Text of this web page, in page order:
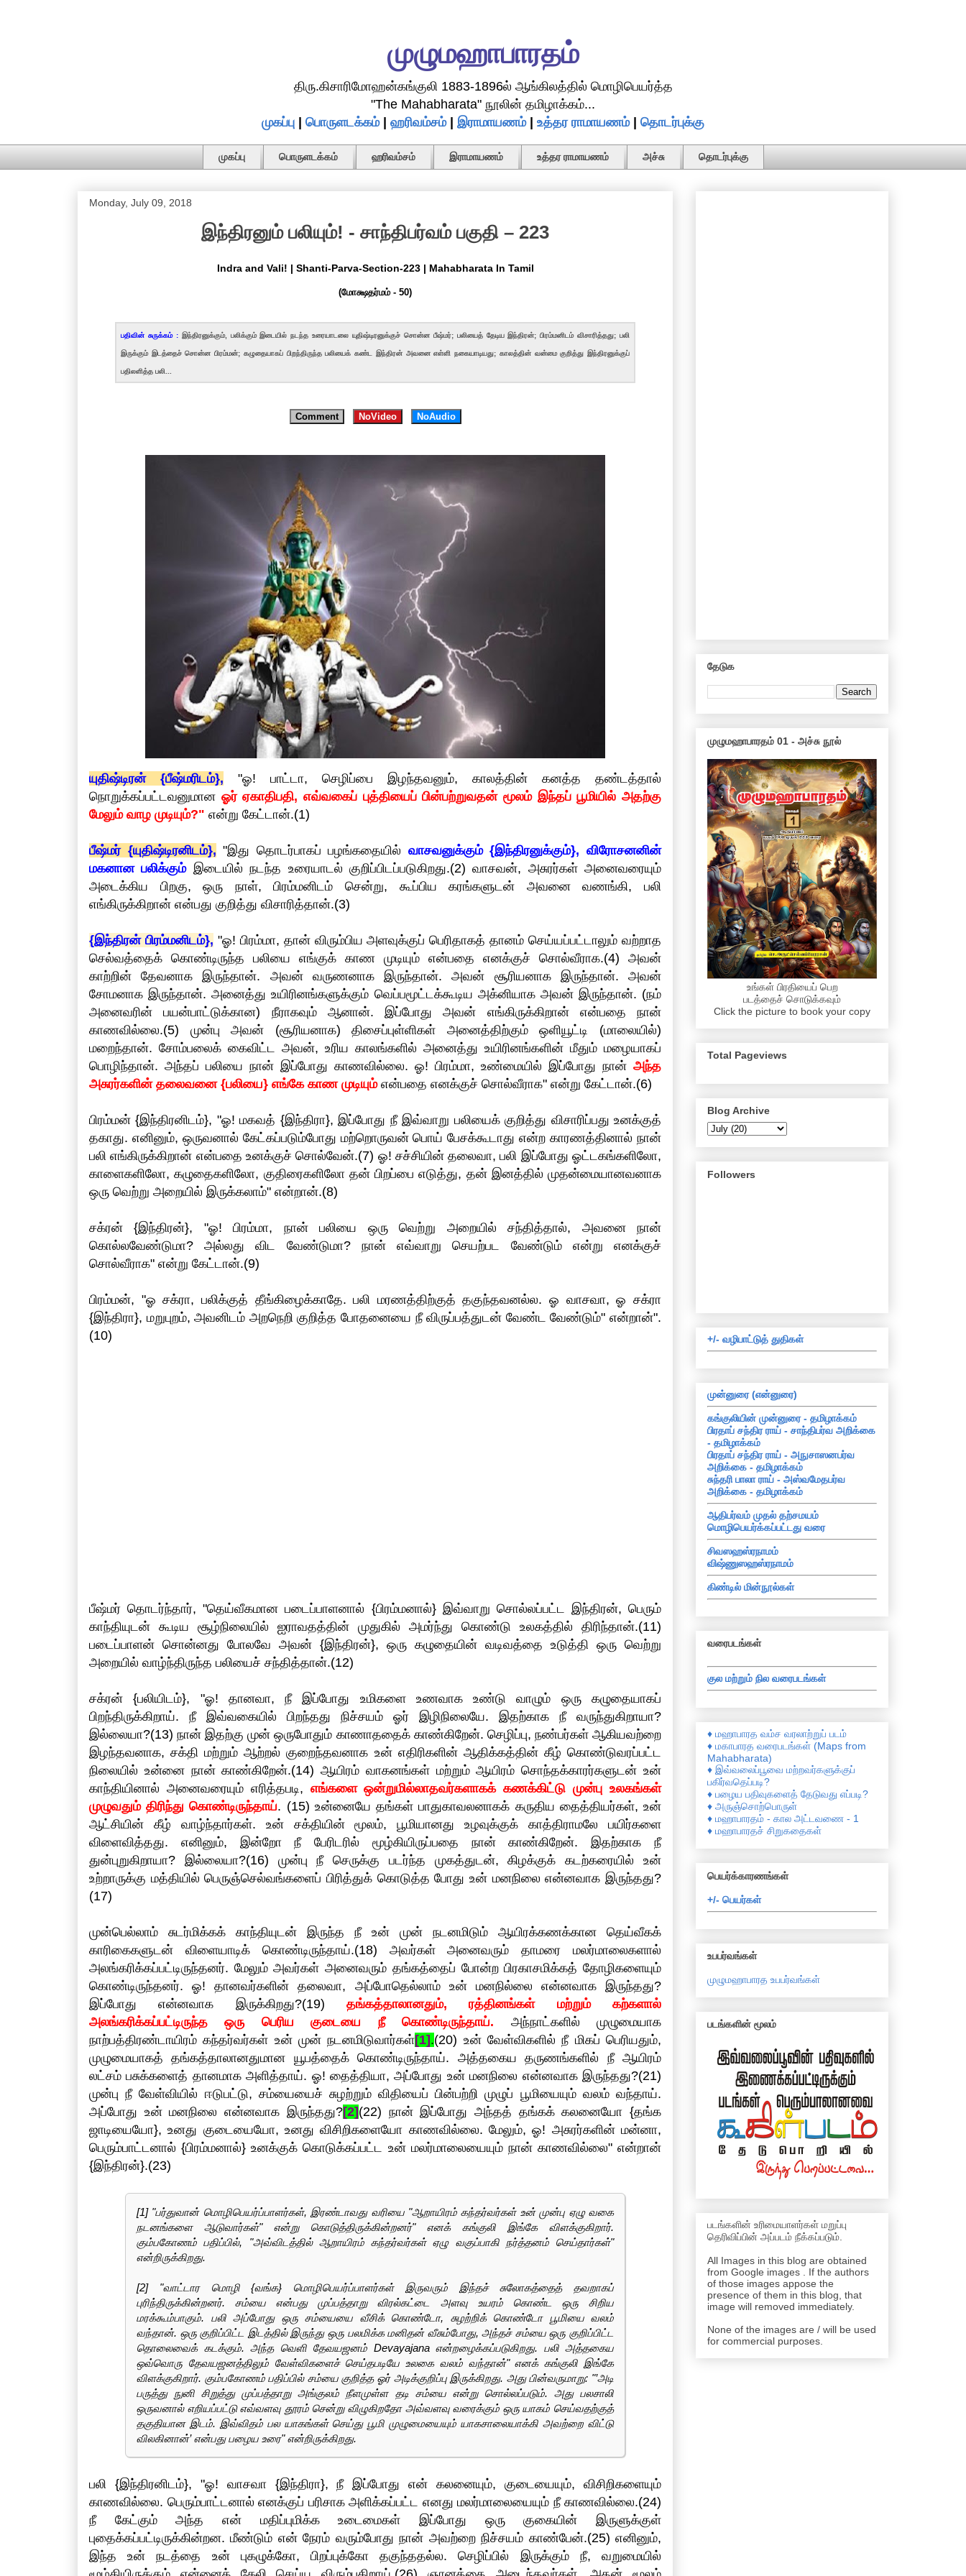
முழுமஹாபாரதம்
திரு.கிசாரிமோஹன்கங்குலி 1883-1896ல் ஆங்கிலத்தில் மொழிபெயர்த்த
"The Mahabharata" நூலின் தமிழாக்கம்...
முகப்பு
பொருளடக்கம்| ஹரிவம்சம்| இராமாயணம்| உத்தர ராமாயணம்| தொடர்புக்கு
முகப்பு பொருளடக்கம் ஹரிவம்சம் இராமாயணம் உத்தர ராமாயணம் அச்சு தொடர்புக்கு
Monday, July 09, 2018
இந்திரனும் பலியும்! - சாந்திபர்வம் பகுதி – 223
Indra and Vali! | Shanti-Parva-Section-223 | Mahabharata In Tamil
(மோக்ஷதர்மம் - 50)
பதிவின் சுருக்கம் :இந்திரனுக்கும், பலிக்கும் இடையில் நடந்த உரையாடலை யுதிஷ்டிரனுக்குச் சொன்ன பீஷ்மர்; பலியைத் தேடிய இந்திரன்; பிரம்மனிடம் விசாரித்தது; பலி
இருக்கும் இடத்தைச் சொன்ன பிரம்மன்; கழுதையாகப் பிறந்திருந்த பலியைக் கண்ட இந்திரன் அவனை எள்ளி நகையாடியது; காலத்தின் வன்மை குறித்து இந்திரனுக்குப்
பதிலளித்த பலி...
Comment NoVideo NoAudio
யுதிஷ்டிரன் {பீஷ்மரிடம்}, "ஓ! பாட்டா, செழிப்பை இழந்தவனும், காலத்தின் கனத்த தண்டத்தால்
நொறுக்கப்பட்டவனுமான ஓர் ஏகாதிபதி, எவ்வகைப் புத்தியைப் பின்பற்றுவதன் மூலம் இந்தப் பூமியில் அதற்கு
மேலும் வாழ முடியும்?" என்று கேட்டான்.(1)
பீஷ்மர் {யுதிஷ்டிரனிடம்}, "இது தொடர்பாகப் பழங்கதையில் வாசவனுக்கும் {இந்திரனுக்கும்}, விரோசனனின்
மகனான பலிக்கும்இடையில் நடந்த உரையாடல் குறிப்பிடப்படுகிறது.(2) வாசவன், அசுரர்கள் அனைவரையும்
அடைக்கிய பிறகு, ஒரு நாள், பிரம்மனிடம் சென்று, கூப்பிய கரங்களுடன் அவனை வணங்கி, பலி
எங்கிருக்கிறான் என்பது குறித்து விசாரித்தான்.(3)
{இந்திரன் பிரம்மனிடம்}, "ஓ! பிரம்மா, தான் விரும்பிய அளவுக்குப் பெரிதாகத் தானம் செய்யப்பட்டாலும் வற்றாத
செல்வத்தைக் கொண்டிருந்த பலியை எங்குக் காண முடியும் என்பதை எனக்குச் சொல்வீராக.(4) அவன்
காற்றின் தேவனாக இருந்தான். அவன் வருணனாக இருந்தான். அவன் சூரியனாக இருந்தான். அவன்
சோமனாக இருந்தான். அனைத்து உயிரினங்களுக்கும் வெப்பமூட்டக்கூடிய அக்னியாக அவன் இருந்தான். (நம்
அனைவரின் பயன்பாட்டுக்கான) நீராகவும் ஆனான். இப்போது அவன் எங்கிருக்கிறான் என்பதை நான்
காணவில்லை.(5) முன்பு அவன் (சூரியனாக) திசைப்புள்ளிகள் அனைத்திற்கும் ஒளியூட்டி (மாலையில்)
மறைந்தான். சோம்பலைக் கைவிட்ட அவன், உரிய காலங்களில் அனைத்து உயிரினங்களின் மீதும் மழையாகப்
பொழிந்தான். அந்தப் பலியை நான் இப்போது காணவில்லை. ஓ! பிரம்மா, உண்மையில் இப்போது நான் அந்த
அசுரர்களின் தலைவனை {பலியை} எங்கே காண முடியும்என்பதை எனக்குச் சொல்வீராக" என்று கேட்டான்.(6)
பிரம்மன் {இந்திரனிடம்}, "ஓ! மகவத் {இந்திரா}, இப்போது நீ இவ்வாறு பலியைக் குறித்து விசாரிப்பது உனக்குத்
தகாது. எனினும், ஒருவனால் கேட்கப்படும்போது மற்றொருவன் பொய் பேசக்கூடாது என்ற காரணத்தினால் நான்
பலி எங்கிருக்கிறான் என்பதை உனக்குச் சொல்வேன்.(7) ஓ! சச்சியின் தலைவா, பலி இப்போது ஓட்டகங்களிலோ,
காளைகளிலோ, கழுதைகளிலோ, குதிரைகளிலோ தன் பிறப்பை எடுத்து, தன் இனத்தில் முதன்மையானவனாக
ஒரு வெற்று அறையில் இருக்கலாம்" என்றான்.(8)
சக்ரன் {இந்திரன்}, "ஓ! பிரம்மா, நான் பலியை ஒரு வெற்று அறையில் சந்தித்தால், அவனை நான்
கொல்லவேண்டுமா? அல்லது விட வேண்டுமா? நான் எவ்வாறு செயற்பட வேண்டும் என்று எனக்குச்
சொல்வீராக" என்று கேட்டான்.(9)
பிரம்மன், "ஓ சக்ரா, பலிக்குத் தீங்கிழைக்காதே. பலி மரணத்திற்குத் தகுந்தவனல்ல. ஓ வாசவா, ஓ சக்ரா
{இந்திரா}, மறுபுறம், அவனிடம் அறநெறி குறித்த போதனையை நீ விருப்பத்துடன் வேண்ட வேண்டும்" என்றான்".
(10)
பீஷ்மர் தொடர்ந்தார், "தெய்வீகமான படைப்பாளனால் {பிரம்மனால்} இவ்வாறு சொல்லப்பட்ட இந்திரன், பெரும்
காந்தியுடன் கூடிய சூழ்நிலையில் ஐராவதத்தின் முதுகில் அமர்ந்து கொண்டு உலகத்தில் திரிந்தான்.(11)
படைப்பாளன் சொன்னது போலவே அவன் {இந்திரன்}, ஒரு கழுதையின் வடிவத்தை உடுத்தி ஒரு வெற்று
அறையில் வாழ்ந்திருந்த பலியைச் சந்தித்தான்.(12)
சக்ரன் {பலியிடம்}, "ஓ! தானவா, நீ இப்போது உமிகளை உணவாக உண்டு வாழும் ஒரு கழுதையாகப்
பிறந்திருக்கிறாய். நீ இவ்வகையில் பிறந்தது நிச்சயம் ஓர் இழிநிலையே. இதற்காக நீ வருந்துகிறாயா?
இல்லையா?(13) நான் இதற்கு முன் ஒருபோதும் காணாததைக் காண்கிறேன். செழிப்பு, நண்பர்கள் ஆகியவற்றை
இழந்தவனாக, சக்தி மற்றும் ஆற்றல் குறைந்தவனாக உன் எதிரிகளின் ஆதிக்கத்தின் கீழ் கொண்டுவரப்பட்ட
நிலையில் உன்னை நான் காண்கிறேன்.(14) ஆயிரம் வாகனங்கள் மற்றும் ஆயிரம் சொந்தக்காரர்களுடன் உன்
காந்தியினால் அனைவரையும் எரித்தபடி, எங்களை ஒன்றுமில்லாதவர்களாகக் கணக்கிட்டு முன்பு உலகங்கள்
முழுவதும் திரிந்து கொண்டிருந்தாய். (15) உன்னையே தங்கள் பாதுகாவலனாகக் கருதிய தைத்தியர்கள், உன்
ஆட்சியின் கீழ் வாழ்ந்தார்கள். உன் சக்தியின் மூலம், பூமியானது உழவுக்குக் காத்திராமலே பயிர்களை
விளைவித்தது. எனினும், இன்றோ நீ பேரிடரில் மூழ்கியிருப்பதை நான் காண்கிறேன். இதற்காக நீ
துன்புறுகிறாயா? இல்லையா?(16) முன்பு நீ செருக்கு படர்ந்த முகத்துடன், கிழக்குக் கடற்கரையில் உன்
உற்றாருக்கு மத்தியில் பெருஞ்செல்வங்களைப் பிரித்துக் கொடுத்த போது உன் மனநிலை என்னவாக இருந்தது?
(17)
முன்பெல்லாம் சுடர்மிக்கக் காந்தியுடன் இருந்த நீ உன் முன் நடனமிடும் ஆயிரக்கணக்கான தெய்வீகக்
காரிகைகளுடன் விளையாடிக் கொண்டிருந்தாய்.(18) அவர்கள் அனைவரும் தாமரை மலர்மாலைகளால்
அலங்கரிக்கப்பட்டிருந்தனர். மேலும் அவர்கள் அனைவரும் தங்கத்தைப் போன்ற பிரகாசமிக்கத் தோழிகளையும்
கொண்டிருந்தனர். ஓ! தானவர்களின் தலைவா, அப்போதெல்லாம் உன் மனநில்லை என்னவாக இருந்தது?
இப்போது என்னவாக இருக்கிறது?(19) தங்கத்தாலானதும், ரத்தினங்கள் மற்றும் கற்களால்
அலங்கரிக்கப்பட்டிருந்த ஒரு பெரிய குடையை நீ கொண்டிருந்தாய். அந்நாட்களில் முழுமையாக
நாற்பத்திரண்டாயிரம் கந்தர்வர்கள் உன் முன் நடனமிடுவார்கள்[1].(20) உன் வேள்விகளில் நீ மிகப் பெரியதும்,
முழுமையாகத் தங்கத்தாலானதுமான யூபத்தைக் கொண்டிருந்தாய். அத்தகைய தருணங்களில் நீ ஆயிரம்
லட்சம் பசுக்களைத் தானமாக அளித்தாய். ஓ! தைத்தியா, அப்போது உன் மனநிலை என்னவாக இருந்தது?(21)
முன்பு நீ வேள்வியில் ஈடுபட்டு, சம்யையைச் சுழற்றும் விதியைப் பின்பற்றி முழுப் பூமியையும் வலம் வந்தாய்.
அப்போது உன் மனநிலை என்னவாக இருந்தது?[2](22) நான் இப்போது அந்தத் தங்கக் கலனையோ {தங்க
ஜாடியையோ}, உனது குடையையோ, உனது விசிறிகளையோ காணவில்லை. மேலும், ஓ! அசுரர்களின் மன்னா,
பெரும்பாட்டனால் {பிரம்மனால்} உனக்குக் கொடுக்கப்பட்ட உன் மலர்மாலையையும் நான் காணவில்லை" என்றான்
{இந்திரன்}.(23)
[1] "பர்துவான் மொழிபெயர்ப்பாளர்கள், இரண்டாவது வரியை "ஆறாயிரம் கந்தர்வர்கள் உன் முன்பு ஏழு வகை
நடனங்களை ஆடுவார்கள்" என்று கொடுத்திருக்கின்றனர்" எனக் கங்குலி இங்கே விளக்குகிறார்.
கும்பகோணம் பதிப்பில், "அவ்விடத்தில் ஆறாயிரம் கந்தர்வர்கள் ஏழு வகுப்பாகி நர்த்தனம் செய்தார்கள்"
என்றிருக்கிறது.
[2] "வாட்டார மொழி {வங்க} மொழிபெயர்ப்பாளர்கள் இருவரும் இந்தச் சுலோகத்தைத் தவறாகப்
புரிந்திருக்கின்றனர். சம்யை என்பது முப்பத்தாறு விரல்கட்டை அளவு உயரம் கொண்ட ஒரு சிறிய
மரக்கூம்பாகும். பலி அப்போது ஒரு சம்யையை வீசிக் கொண்டோ, சுழற்றிக் கொண்டோ பூமியை வலம்
வந்தான். ஒரு குறிப்பிட்ட இடத்தில் இருந்து ஒரு பலமிக்க மனிதன் வீசும்போது, அந்தச் சம்யை ஒரு குறிப்பிட்ட
தொலைவைக் கடக்கும். அந்த வெளி தேவயஜனம் Devayajana என்றழைக்கப்படுகிறது. பலி அத்தகைய
ஒவ்வொரு தேவயஜனத்திலும் வேள்விகளைச் செய்தபடியே உலகை வலம் வந்தான்" எனக் கங்குலி இங்கே
விளக்குகிறார். கும்பகோணம் பதிப்பில் சம்யை குறித்த ஓர் அடிக்குறிப்பு இருக்கிறது. அது பின்வருமாறு: "’அடி
பருத்து நுனி சிறுத்து முப்பத்தாறு அங்குலம் நீளமுள்ள தடி சம்யை என்று சொல்லப்படும். அது பலசாலி
ஒருவனால் எறியப்பட்டு எவ்வளவு தூரம் சென்று விழுகிறதோ அவ்வளவு வரைக்கும் ஒரு யாகம் செய்வதற்குத்
தகுதியான இடம். இவ்விதம் பல யாகங்கள் செய்து பூமி முழுமையையும் யாகசாலையாக்கி அவற்றை விட்டு
விலகினான்’ என்பது பழைய உரை" என்றிருக்கிறது.
பலி {இந்திரனிடம்}, "ஓ! வாசவா {இந்திரா}, நீ இப்போது என் கலனையும், குடையையும், விசிறிகளையும்
காணவில்லை. பெரும்பாட்டனால் எனக்குப் பரிசாக அளிக்கப்பட்ட எனது மலர்மாலையையும் நீ காணவில்லை.(24)
நீ கேட்கும் அந்த என் மதிப்புமிக்க உடைமைகள் இப்போது ஒரு குகையின் இருளுக்குள்
புதைக்கப்பட்டிருக்கின்றன. மீண்டும் என் நேரம் வரும்போது நான் அவற்றை நிச்சயம் காண்பேன்.(25) எனினும்,
இந்த உன் நடத்தை உன் புகழுக்கோ, பிறப்புக்கோ தகுந்ததல்ல. செழிப்பில் இருக்கும் நீ, வறுமையில்
தேடுக
முழுமஹாபாரதம் 01 - அச்சு நூல்
உங்கள் பிரதியைப் பெற
படத்தைச் சொடுக்கவும்
Click the picture to book your copy
Total Pageviews
Blog Archive
Followers
+/- வழிபாட்டுத் துதிகள்
முன்னுரை (என்னுரை)
கங்குலியின் முன்னுரை - தமிழாக்கம்
பிரதாப் சந்திர ராய் - சாந்திபர்வ அறிக்கை
- தமிழாக்கம்
பிரதாப் சந்திர ராய் - அநுசாஸனபர்வ
அறிக்கை - தமிழாக்கம்
சுந்தரி பாலா ராய் - அஸ்வமேதபர்வ
அறிக்கை - தமிழாக்கம்
ஆதிபர்வம் முதல் தற்சமயம்
மொழிபெயர்க்கப்பட்டது வரை
சிவஸஹஸ்ரநாமம்
விஷ்ணுஸஹஸ்ரநாமம்
கிண்டில் மின்நூல்கள்
வரைபடங்கள்
குல மற்றும் நில வரைபடங்கள்
♦ மஹாபாரத வம்ச வரலாற்றுப் படம்
♦ மகாபாரத வரைபடங்கள் (Maps from
Mahabharata)
♦ இவ்வலைப்பூவை மற்றவர்களுக்குப்
பகிர்வதெப்படி?
♦ பழைய பதிவுகளைத் தேடுவது எப்படி?
♦ அருஞ்சொற்பொருள்
♦ மஹாபாரதம் - கால அட்டவணை - 1
♦ மஹாபாரதச் சிறுகதைகள்
பெயர்க்காரணங்கள்
+/- பெயர்கள்
உபபர்வங்கள்
முழுமஹாபாரத உபபர்வங்கள்
படங்களின் மூலம்
படங்களின் உரிமையாளர்கள் மறுப்பு
தெரிவிப்பின் அப்படம் நீக்கப்படும்.
All Images in this blog are obtained
from Google images . If the authors
of those images appose the
presence of them in this blog, that
image will removed immediately.
None of the images are / will be used
for commercial purposes.